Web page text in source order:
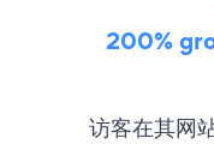
200%
访客在其网